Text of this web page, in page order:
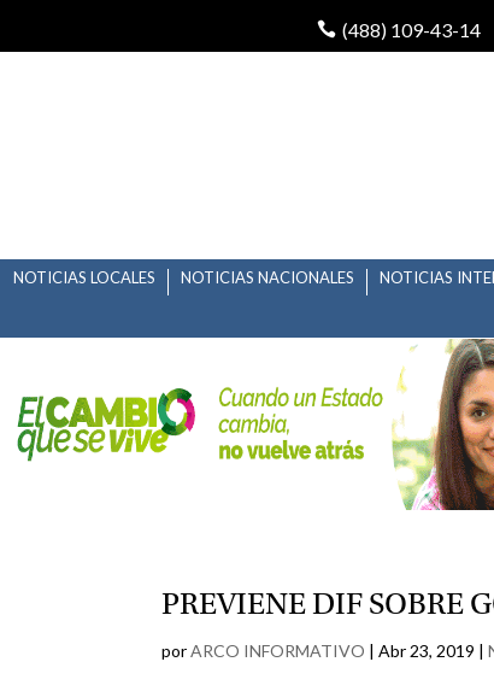
(488) 109-43-14
NOTICIAS LOCALES NOTICIAS NACIONALES NOTICIAS
PREVIENE DIF SOBRE
porARCO INFORMATIVO |Abr 23, 2019 |